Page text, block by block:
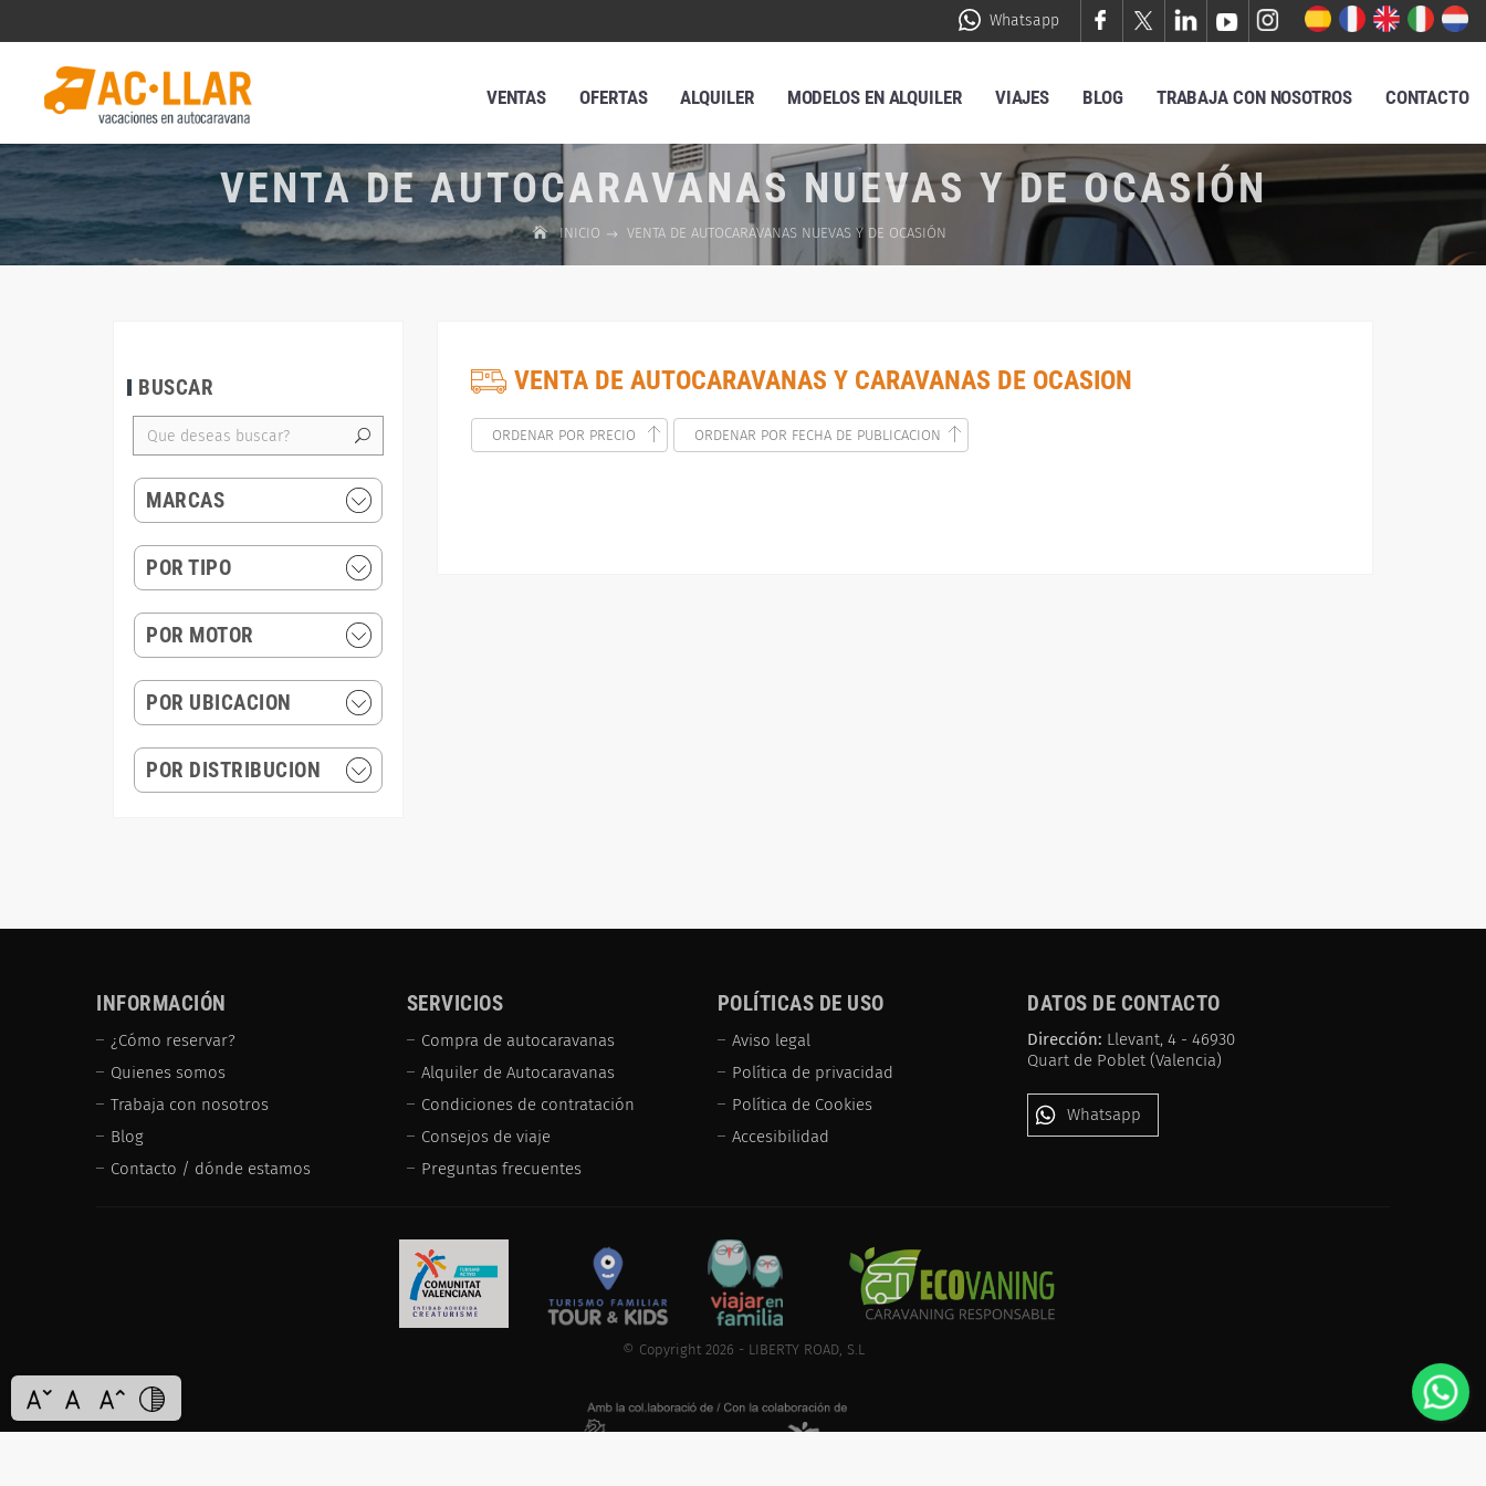
Whatsapp
VENTAS OFERTAS ALQUILER MODELOS EN ALQUILER VIAJES BLOG TRABAJA CON NOSOTROS CONTACTO
VENTA DE AUTOCARAVANAS NUEVAS Y DE OCASIÓN
INICIO VENTA DE AUTOCARAVANAS NUEVAS Y DE OCASIÓN
BUSCAR
MARCAS
POR TIPO
POR MOTOR
POR UBICACION
POR DISTRIBUCION
VENTA DE AUTOCARAVANAS Y CARAVANAS DE OCASION
ORDENAR POR PRECIO ORDENAR POR FECHA DE PUBLICACION
INFORMACIÓN
¿Cómo reservar?
Quienes somos
Trabaja con nosotros
Blog
Contacto / dónde estamos
SERVICIOS
Compra de autocaravanas
Alquiler de Autocaravanas
Condiciones de contratación
Consejos de viaje
Preguntas frecuentes
POLÍTICAS DE USO
Aviso legal
Política de privacidad
Política de Cookies
Accesibilidad
DATOS DE CONTACTO
Dirección: Llevant, 4 - 46930
Quart de Poblet (Valencia)
Whatsapp
© Copyright 2026 - LIBERTY ROAD, S.L